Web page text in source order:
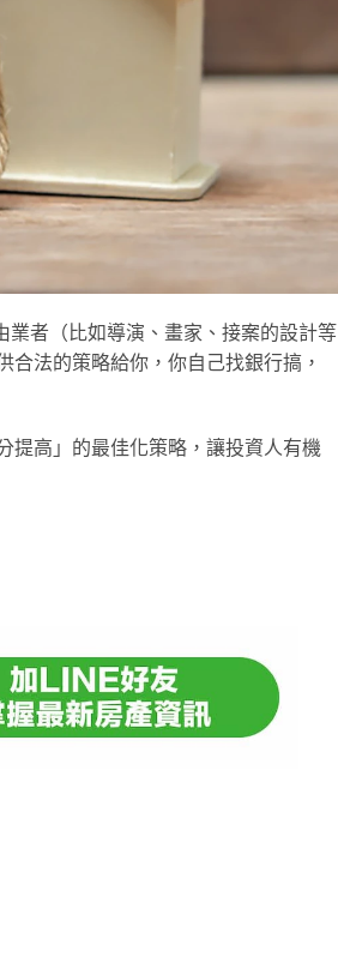
者（比如導演、畫家、接案的設計等
法的策略給你，你自己找銀行搞，
提高」的最佳化策略，讓投資人有機